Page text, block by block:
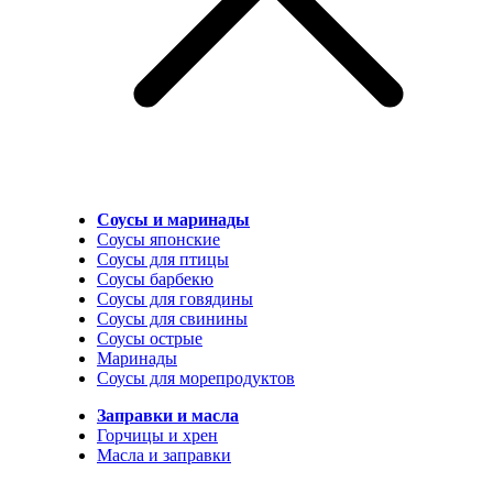
Соусы и маринады
Соусы японские
Соусы для птицы
Соусы барбекю
Соусы для говядины
Соусы для свинины
Соусы острые
Маринады
Соусы для морепродуктов
Заправки и масла
Горчицы и хрен
Масла и заправки